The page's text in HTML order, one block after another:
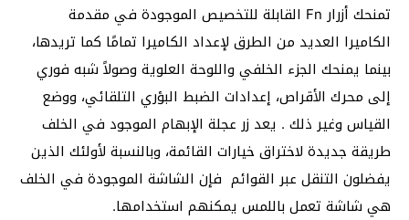
تمنحك أزرار Fn القابلة للتخصيص الموجودة في مقدمة
الكاميرا العديد من الطرق لإعداد الكاميرا تمامًا كما تريدها،
بينما يمنحك الجزء الخلفي واللوحة العلوية وصولاً شبه فوري
إلى محرك الأقراص، إعدادات الضبط البؤري التلقائي، ووضع
القياس وغير ذلك . يعد زر عجلة الإبهام الموجود في الخلف
طريقة جديدة لاختراق خيارات القائمة، وبالنسبة لأولئك الذين
يفضلون التنقل عبر القوائم فإن الشاشة الموجودة في الخلف
هي شاشة تعمل باللمس يمكنهم استخدامها.